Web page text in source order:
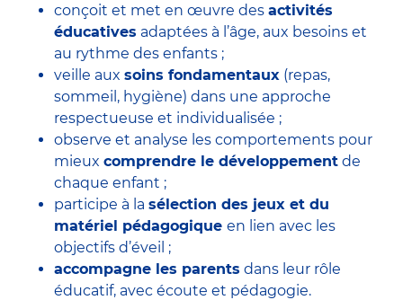
conçoit et met en œuvre des activités
éducatives adaptées à l’âge, aux besoins et
au rythme des enfants ;
veille aux soins fondamentaux (repas,
sommeil, hygiène) dans une approche
respectueuse et individualisée ;
observe et analyse les comportements pour
mieux comprendre le développement de
chaque enfant ;
participe à la sélection des jeux et du
matériel pédagogique en lien avec les
objectifs d’éveil ;
accompagne les parents dans leur rôle
éducatif, avec écoute et pédagogie.